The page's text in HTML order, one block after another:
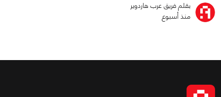
بقلم فريق عرب هاردوير
منذ أسبوع